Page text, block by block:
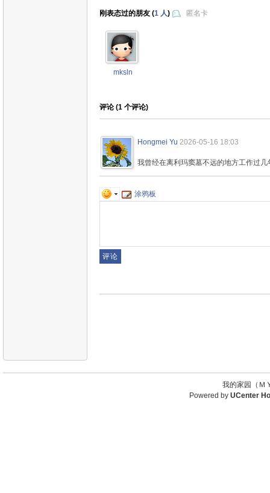
刚表态过的朋友 (1 人) 匿名卡
mksln
评论 (1 个评论)
Hongmei Yu 2026-05-16 18:03
我曾经在离利玛窦墓不远的地方工作过
涂鸦板
我的家园（
Powered by UCenter